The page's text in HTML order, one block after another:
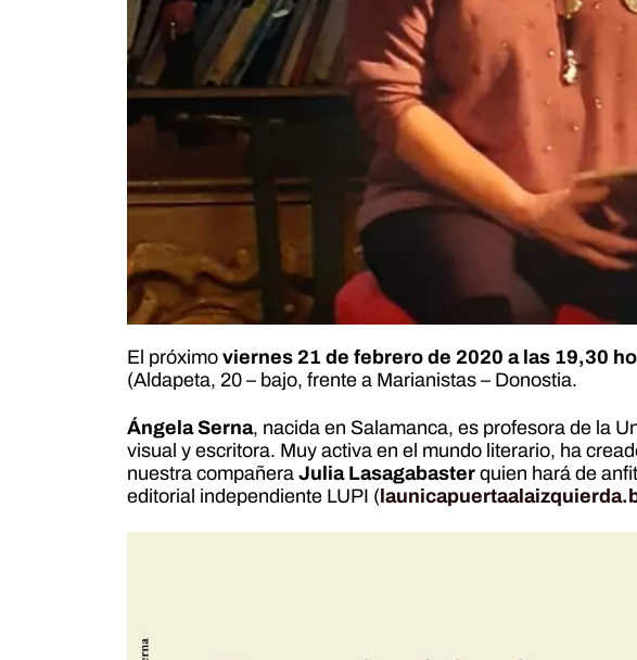
El próximo viernes 21 de febrero de 2020 a las 19,30
(Aldapeta, 20 – bajo, frente a Marianistas – Donostia.
Ángela Serna, nacida en Salamanca, es profesora de la
visual y escritora. Muy activa en el mundo literario, ha
nuestra compañera Julia Lasagabaster quien hará de
editorial independiente LUPI (